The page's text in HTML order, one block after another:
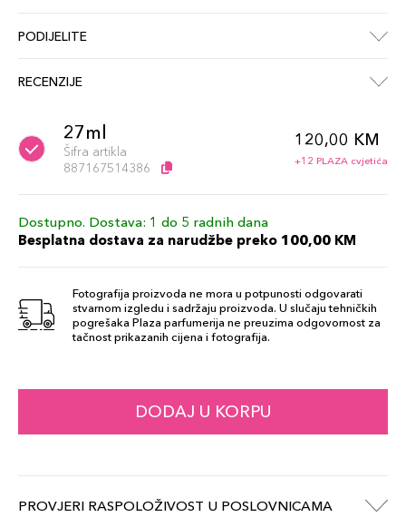
PODIJELITE
RECENZIJE
27ml
Šifra artikla
887167514386
120,00 KM
+12 PLAZA cvjetića
Dostupno. Dostava: 1 do 5 radnih dana
Besplatna dostava za narudžbe preko 100,00 KM
Fotografija proizvoda ne mora u potpunosti odgovarati
stvarnom izgledu i sadržaju proizvoda. U slučaju tehničkih
pogrešaka Plaza parfumerija ne preuzima odgovornost za
tačnost prikazanih cijena i fotografija.
DODAJ U KORPU
PROVJERI RASPOLOŽIVOST U POSLOVNICAMA